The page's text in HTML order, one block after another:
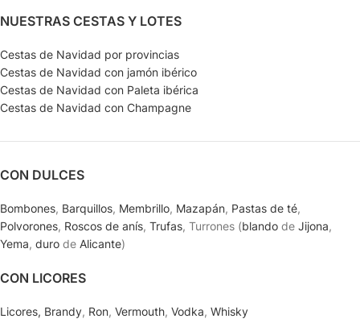
NUESTRAS CESTAS Y LOTES
Cestas de Navidad por provincias
Cestas de Navidad con jamón ibérico
Cestas de Navidad con Paleta ibérica
Cestas de Navidad con Champagne
CON DULCES
Bombones, Barquillos, Membrillo, Mazapán, Pastas de té,
Polvorones, Roscos de anís, Trufas, Turrones (blando de Jijona,
Yema, duro de Alicante)
CON LICORES
Licores, Brandy, Ron, Vermouth, Vodka, Whisky